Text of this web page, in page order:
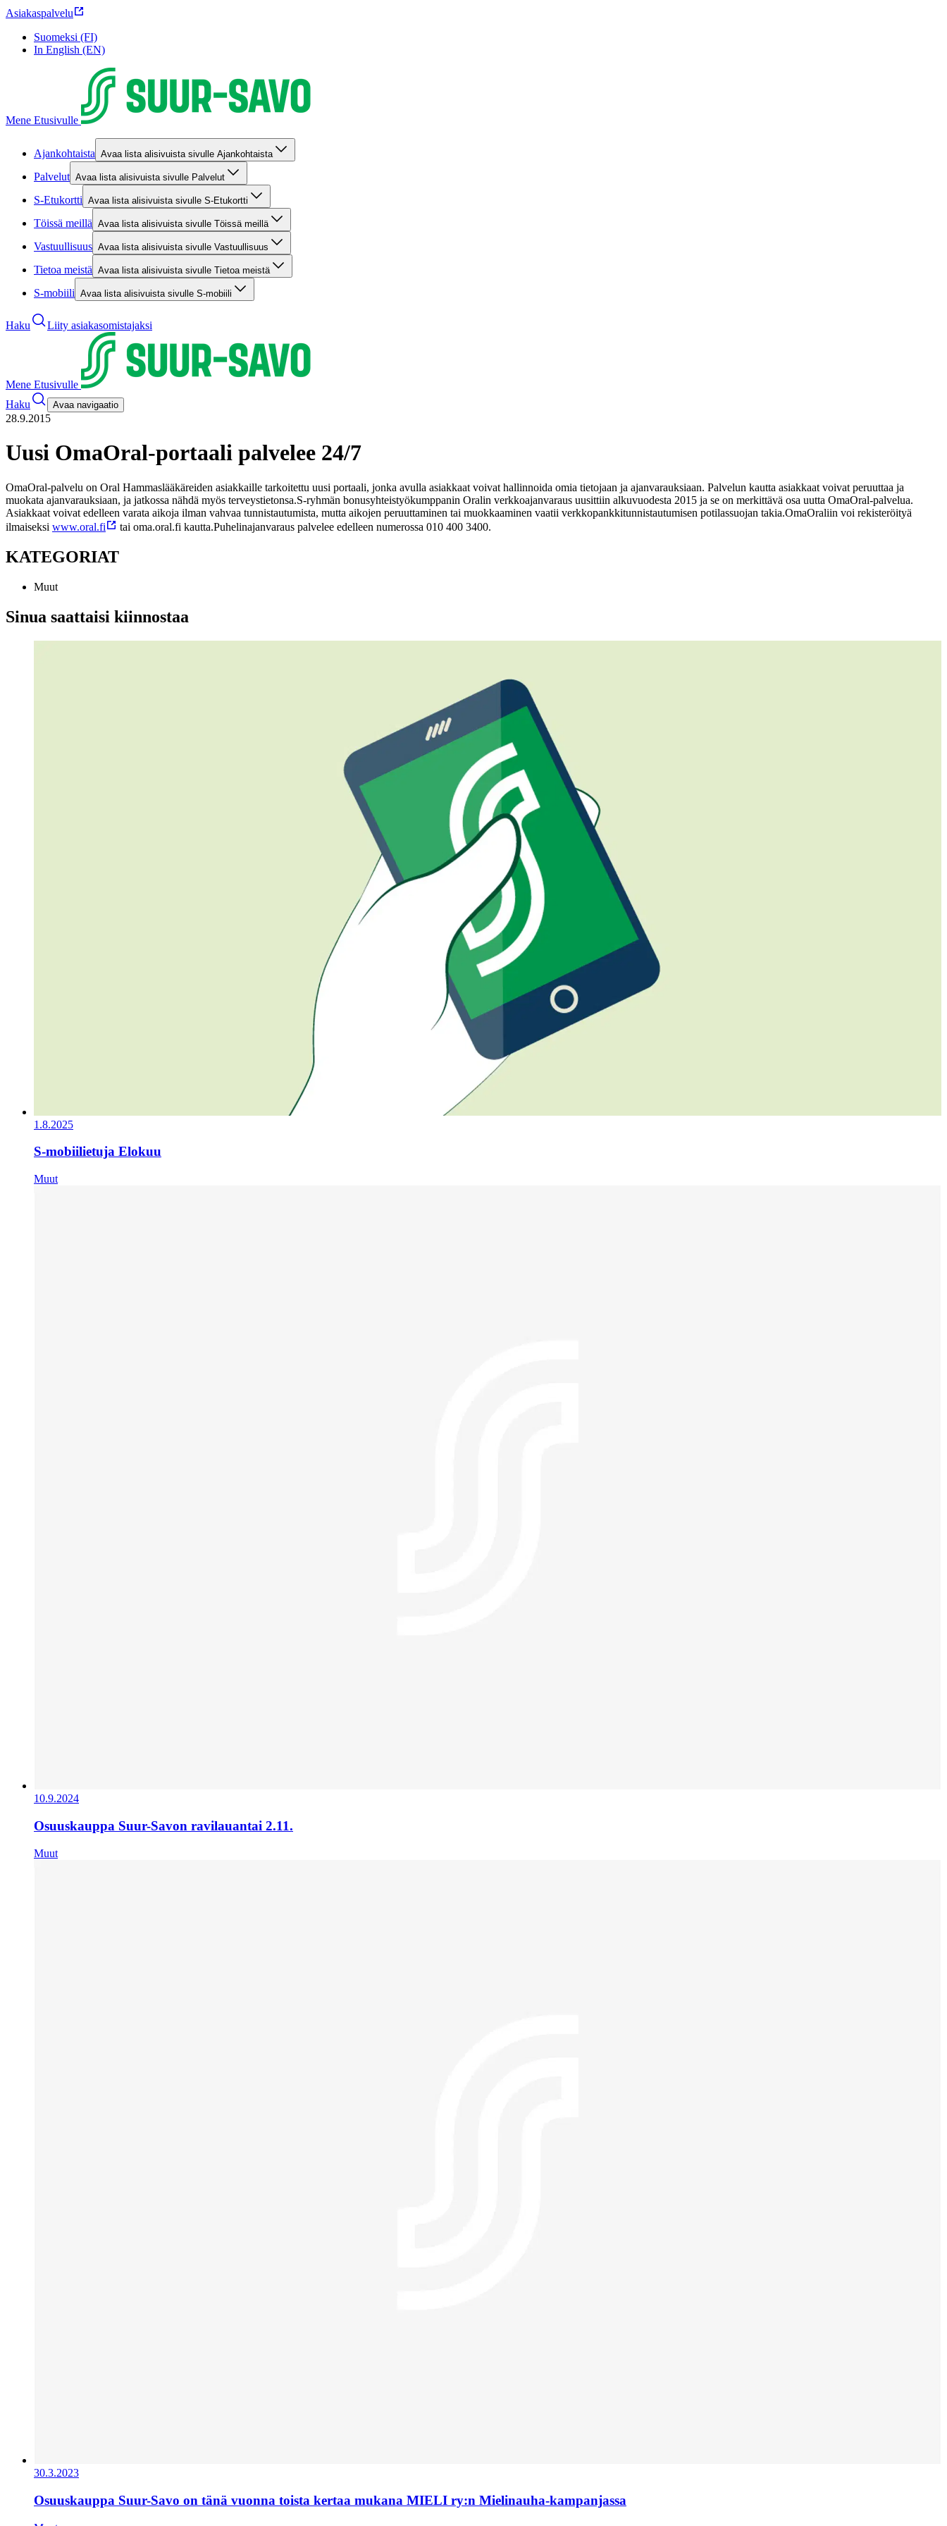
Asiakaspalvelu
Suomeksi (FI)
In English (EN)
Mene Etusivulle
Ajankohtaista Avaa lista alisivuista sivulle Ajankohtaista
Palvelut Avaa lista alisivuista sivulle Palvelut
S-Etukortti Avaa lista alisivuista sivulle S-Etukortti
Töissä meillä Avaa lista alisivuista sivulle Töissä meillä
Vastuullisuus Avaa lista alisivuista sivulle Vastuullisuus
Tietoa meistä Avaa lista alisivuista sivulle Tietoa meistä
S-mobiili Avaa lista alisivuista sivulle S-mobiili
Haku Liity asiakasomistajaksi
Mene Etusivulle
Haku
Avaa navigaatio
28.9.2015
Uusi OmaOral-portaali palvelee 24/7
OmaOral-palvelu on Oral Hammaslääkäreiden asiakkaille tarkoitettu uusi portaali, jonka avulla asiakkaat voivat hallinnoida omia tietojaan ja ajanvarauksiaan. Palvelun kautta asiakkaat voivat peruuttaa ja
muokata ajanvarauksiaan, ja jatkossa nähdä myös terveystietonsa.S-ryhmän bonusyhteistyökumppanin Oralin verkkoajanvaraus uusittiin alkuvuodesta 2015 ja se on merkittävä osa uutta OmaOral-palvelua.
Asiakkaat voivat edelleen varata aikoja ilman vahvaa tunnistautumista, mutta aikojen peruuttaminen tai muokkaaminen vaatii verkkopankkitunnistautumisen potilassuojan takia.OmaOraliin voi rekisteröityä
ilmaiseksi www.oral.fi tai oma.oral.fi kautta.Puhelinajanvaraus palvelee edelleen numerossa 010 400 3400.
KATEGORIAT
Muut
Sinua saattaisi kiinnostaa
1.8.2025
S-mobiilietuja Elokuu
Muut
10.9.2024
Osuuskauppa Suur-Savon ravilauantai 2.11.
Muut
30.3.2023
Osuuskauppa Suur-Savo on tänä vuonna toista kertaa mukana MIELI ry:n Mielinauha-kampanjassa